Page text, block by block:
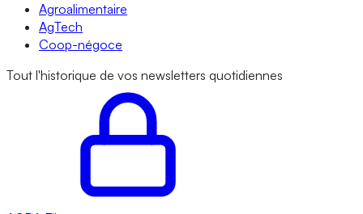
Agroalimentaire
AgTech
Coop-négoce
Tout l'historique de vos newsletters quotidiennes